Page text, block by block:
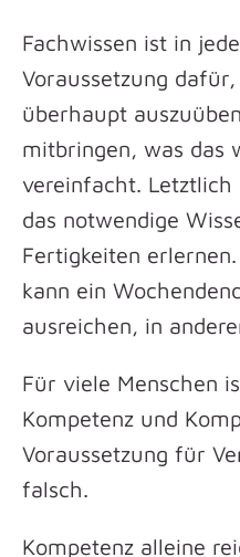
Fachwissen ist in
Voraussetzung
überhaupt
mitbringen, was das
vereinfacht. Letztlich
das notwendige
Fertigkeiten
kann ein
ausreichen, in
Für viele Menschen
Kompetenz und
Voraussetzung für
falsch.
Kompetenz alleine